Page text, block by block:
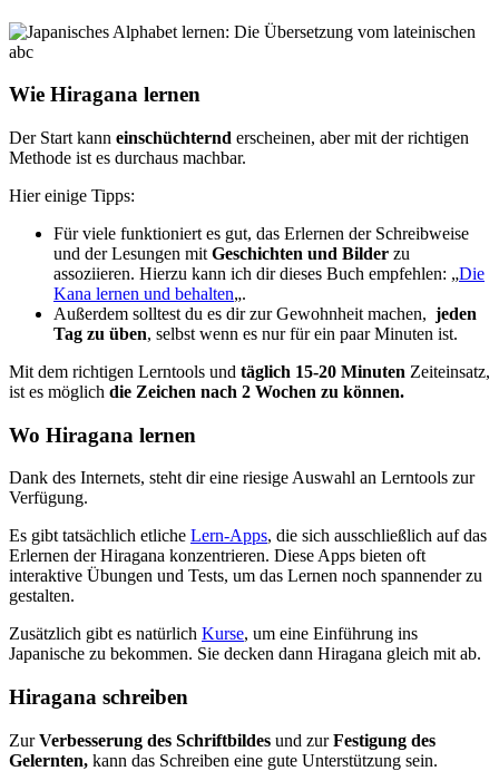
Wie Hiragana lernen
Der Start kann einschüchternd erscheinen, aber mit der richtigen
Methode ist es durchaus machbar.
Hier einige Tipps:
Für viele funktioniert es gut, das Erlernen der Schreibweise
und der Lesungen mit Geschichten und Bilder zu
assoziieren. Hierzu kann ich dir dieses Buch empfehlen: „Die
Kana lernen und behalten„.
Außerdem solltest du es dir zur Gewohnheit machen, jeden
Tag zu üben, selbst wenn es nur für ein paar Minuten ist.
Mit dem richtigen Lerntools und täglich 15-20 Minuten Zeiteinsatz,
ist es möglich die Zeichen nach 2 Wochen zu können.
Wo Hiragana lernen
Dank des Internets, steht dir eine riesige Auswahl an Lerntools zur
Verfügung.
Es gibt tatsächlich etliche Lern-Apps, die sich ausschließlich auf das
Erlernen der Hiragana konzentrieren. Diese Apps bieten oft
interaktive Übungen und Tests, um das Lernen noch spannender zu
gestalten.
Zusätzlich gibt es natürlich Kurse, um eine Einführung ins
Japanische zu bekommen. Sie decken dann Hiragana gleich mit ab.
Hiragana schreiben
ZurVerbesserung des Schriftbildes und zurFestigung des
Gelernten, kann das Schreiben eine gute Unterstützung sein.